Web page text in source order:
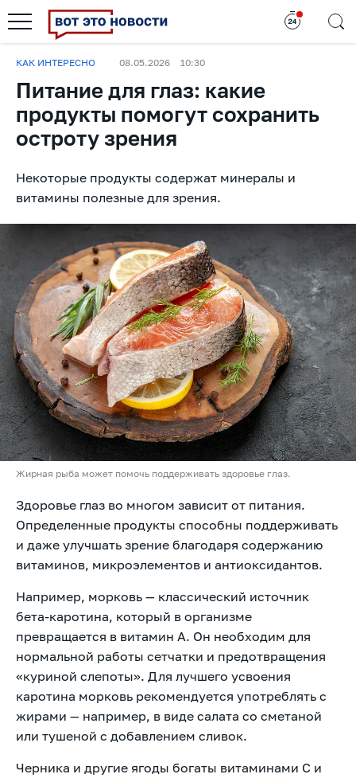
КАК ИНТЕРЕСНО 08.05.2026 10:30
Питание для глаз: какие
продукты помогут сохранить
остроту зрения
Некоторые продукты содержат минералы и
витамины полезные для зрения.
Жирная рыба может помочь поддерживать здоровье глаз.
Здоровье глаз во многом зависит от питания.
Определенные продукты способны поддерживать
и даже улучшать зрение благодаря содержанию
витаминов, микроэлементов и антиоксидантов.
Например, морковь — классический источник
бета-каротина, который в организме
превращается в витамин А. Он необходим для
нормальной работы сетчатки и предотвращения
«куриной слепоты». Для лучшего усвоения
каротина морковь рекомендуется употреблять с
жирами — например, в виде салата со сметаной
или тушеной с добавлением сливок.
Черника и другие ягоды богаты витаминами С и